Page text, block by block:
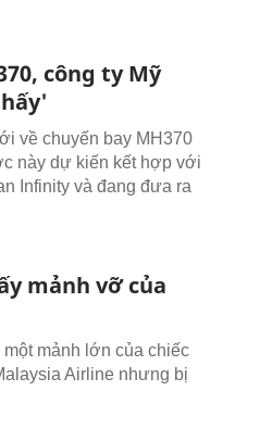
công ty Mỹ
về chuyến bay MH370
này dự kiến kết hợp với
Infinity và đang đưa ra
mảnh vỡ của
mảnh lớn của chiếc
Airline nhưng bị